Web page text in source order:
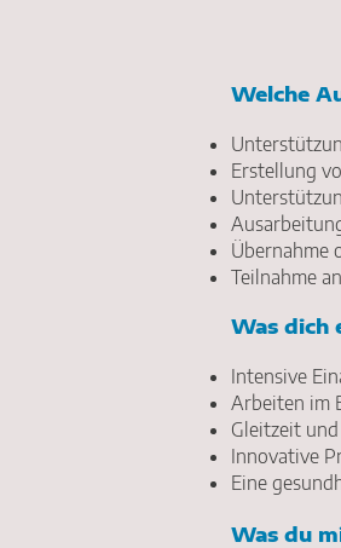
Welche
Erstellung
Übernahme
Teilnahme
Was dich
Intensive
Arbeiten im
Gleitzeit
Innovative
Eine
Was du